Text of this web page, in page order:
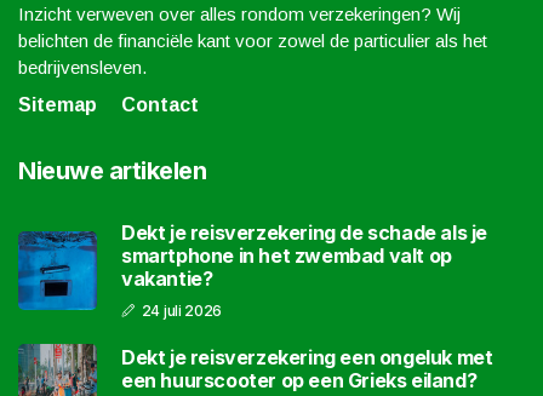
Inzicht verweven over alles rondom verzekeringen? Wij
belichten de financiële kant voor zowel de particulier als het
bedrijvensleven.
Sitemap
Contact
Nieuwe artikelen
Dekt je reisverzekering de schade als je
smartphone in het zwembad valt op
vakantie?
24 juli 2026
Dekt je reisverzekering een ongeluk met
een huurscooter op een Grieks eiland?